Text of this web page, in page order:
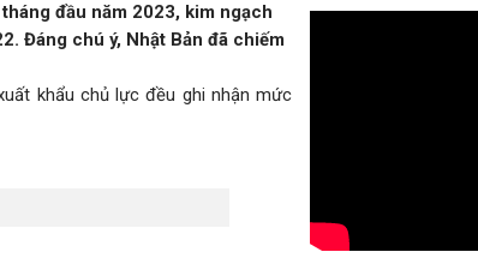
đầu năm 2023, kim ngạch
Đáng chú ý, Nhật Bản đã chiếm
khẩu chủ lực đều ghi nhận mức